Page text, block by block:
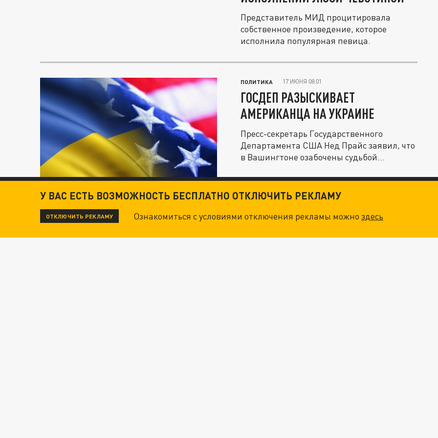
Представитель МИД процитировала
собственное произведение, которое
исполнила популярная певица.
ПОЛИТИКА 17 ИЮНЯ 08:01
ГОСДЕП РАЗЫСКИВАЕТ
АМЕРИКАНЦА НА УКРАИНЕ
Пресс-секретарь Государственного
Департамента США Нед Прайс заявил, что
в Вашингтоне озабочены судьбой...
У ВАС ЕСТЬ ВОЗМОЖНОСТЬ БЕСПЛАТНО ОТКЛЮЧИТЬ РЕКЛАМУ
ОТКЛЮЧИТЬ РЕКЛАМУ Ознакомиться с условиями отключения рекламы можноздесь